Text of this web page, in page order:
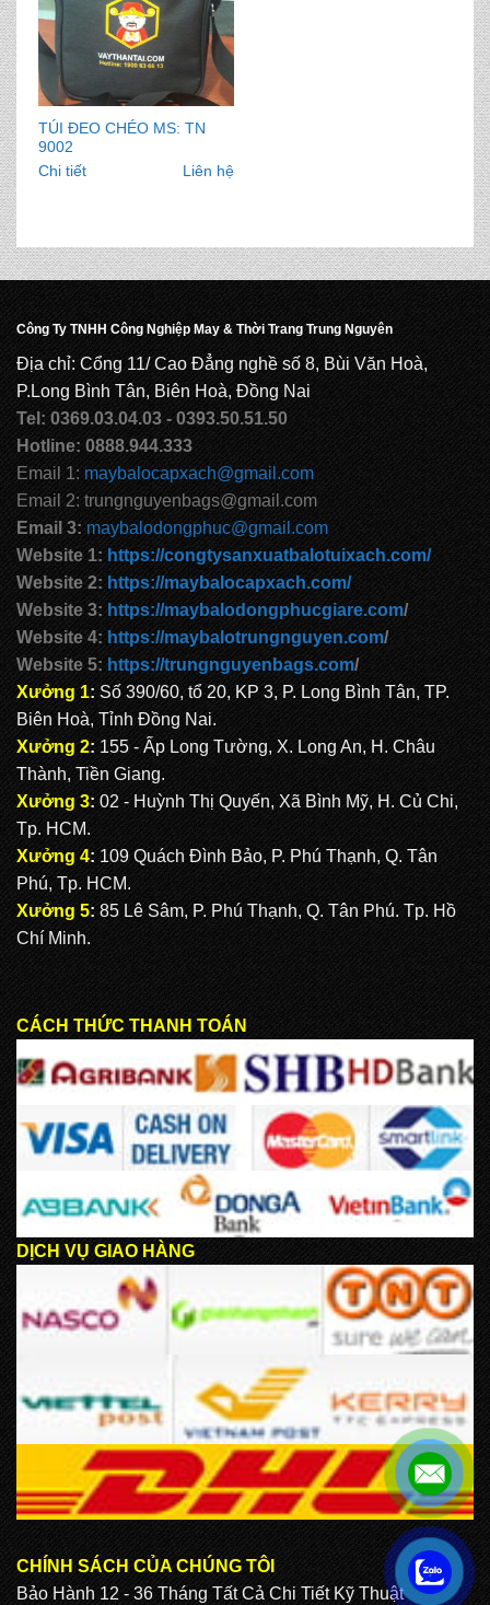
TÚI ĐEO CHÉO MS: TN
9002
Chi tiết
Liên hệ
Công Ty TNHH Công Nghiệp May & Thời Trang Trung Nguyên
Địa chỉ: Cổng 11/ Cao Đẳng nghề số 8, Bùi Văn Hoà,
P.Long Bình Tân, Biên Hoà, Đồng Nai
Tel: 0369.03.04.03 - 0393.50.51.50
Hotline: 0888.944.333
Email 1: maybalocapxach@gmail.com
Email 2: trungnguyenbags@gmail.com
Email 3: maybalodongphuc@gmail.com
Website 1: https://congtysanxuatbalotuixach.com/
Website 2: https://maybalocapxach.com/
Website 3: https://maybalodongphucgiare.com/
Website 4: https://maybalotrungnguyen.com/
Website 5: https://trungnguyenbags.com/
Xưởng 1: Số 390/60, tổ 20, KP 3, P. Long Bình Tân, TP.
Biên Hoà, Tỉnh Đồng Nai.
Xưởng 2: 155 - Ấp Long Tường, X. Long An, H. Châu
Thành, Tiền Giang.
Xưởng 3: 02 - Huỳnh Thị Quyến, Xã Bình Mỹ, H. Củ Chi,
Tp. HCM.
Xưởng 4: 109 Quách Đình Bảo, P. Phú Thạnh, Q. Tân
Phú, Tp. HCM.
Xưởng 5: 85 Lê Sâm, P. Phú Thạnh, Q. Tân Phú. Tp. Hồ
Chí Minh.
CÁCH THỨC THANH TOÁN
DỊCH VỤ GIAO HÀNG
CHÍNH SÁCH CỦA CHÚNG TÔI
Bảo Hành 12 - 36 Tháng Tất Cả Chi Tiết Kỹ Thuật
.